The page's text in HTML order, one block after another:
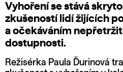
Vyhoření se stává
zkušeností lidí žijících
a očekáváním
dostupnosti.
Režisérka Paula Ďurinová